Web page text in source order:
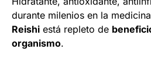
durante milenios en la
Reishi está repleto de
organismo.